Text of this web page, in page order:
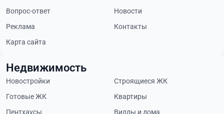
Вопрос-ответ
Новости
Реклама
Контакты
Карта сайта
Недвижимость
Новостройки
Строящиеся ЖК
Готовые ЖК
Квартиры
Пентхаусы
Виллы и дома